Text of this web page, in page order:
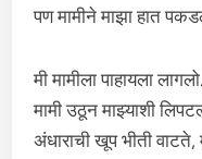
पण मामीने माझा हात
मी मामीला पाहायला
मामी उठून माझ्याशी
अंधाराची खूप भीती वाटते,